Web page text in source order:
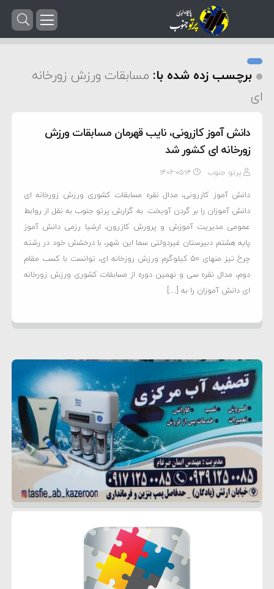
برچسب زده شده با: مسابقات ورزش زورخانه
ای
دانش آموز کازرونی، نایب قهرمان مسابقات ورزش
زورخانه ای کشور شد
پرتو جنوب ۱۴۰۲-۰۵-۱۴
دانش آموز کازرونی، مدال نقره مسابقات کشوری ورزش زورخانه ای
دانش آموزان را بر گردن آویخت. به گزارش پرتو جنوب به نقل از روابط
عمومی مدیریت آموزش و پرورش کازرون، ارشیا رزمی دانش آموز
پایه هشتم دبیرستان غیردولتی سما این شهر، با درخشش خود در رشته
چرخ تیز منهای ۵۰ کیلوگرم ورزش روزخانه ای، توانست با کسب مقام
دوم، مدال نقره سی و نهمین دوره از مسابقات کشوری ورزش زورخانه
ای دانش آموزان را به […]